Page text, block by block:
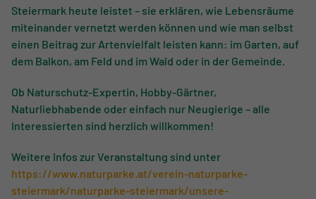
Steiermark heute leistet – sie erklären, wie Lebensräume
miteinander vernetzt werden können und wie man selbst
einen Beitrag zur Artenvielfalt leisten kann: im Garten, auf
dem Balkon, am Feld und im Wald oder in der Gemeinde.
Ob Naturschutz-Expertin, Hobby-Gärtner,
Naturliebhabende oder einfach nur Neugierige – alle
Interessierten sind herzlich willkommen!
Weitere Infos zur Veranstaltung sind unter
https://www.naturparke.at/verein-naturparke-
steiermark/naturparke-steiermark/unsere-